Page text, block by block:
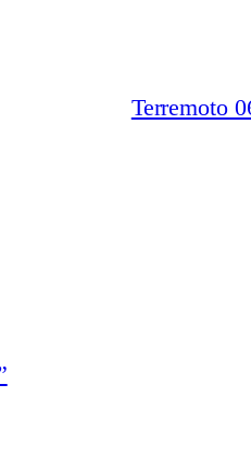
Terremoto